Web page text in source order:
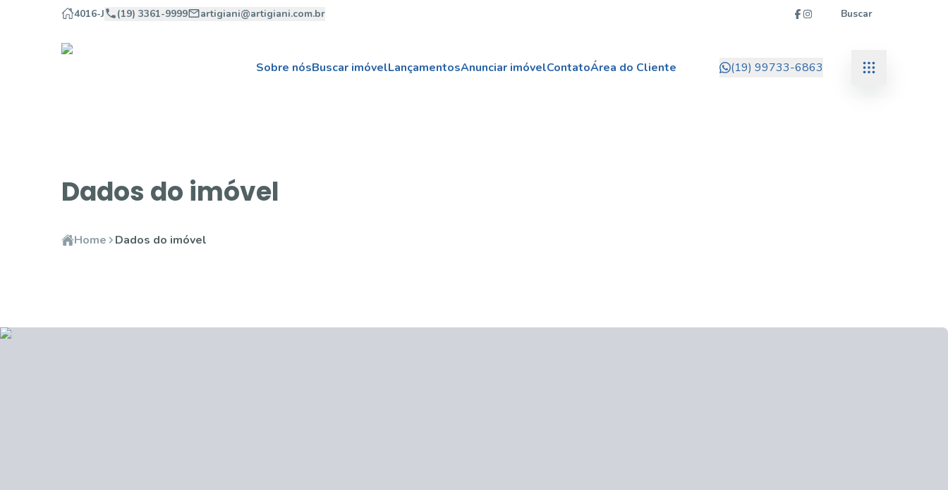
4016-J (19) 3361-9999 artigiani@artigiani.com.br Buscar
Sobre nósBuscar imóvelLançamentosAnunciar imóvelContatoÁrea do Cliente (19) 99733-6863
Dados do imóvel
Home Dados do imóvel